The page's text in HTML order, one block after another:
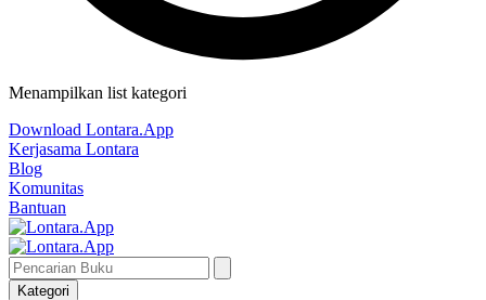
Menampilkan list kategori
Download Lontara.App
Kerjasama Lontara
Blog
Komunitas
Bantuan
Kategori